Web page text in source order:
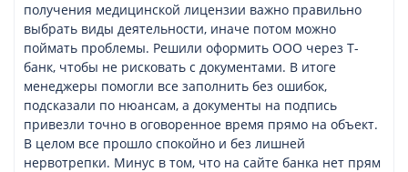
получения медицинской лицензии важно правильно
выбрать виды деятельности, иначе потом можно
поймать проблемы. Решили оформить ООО через Т-
банк, чтобы не рисковать с документами. В итоге
менеджеры помогли все заполнить без ошибок,
подсказали по нюансам, а документы на подпись
привезли точно в оговоренное время прямо на объект.
В целом все прошло спокойно и без лишней
нервотрепки. Минус в том, что на сайте банка нет прям